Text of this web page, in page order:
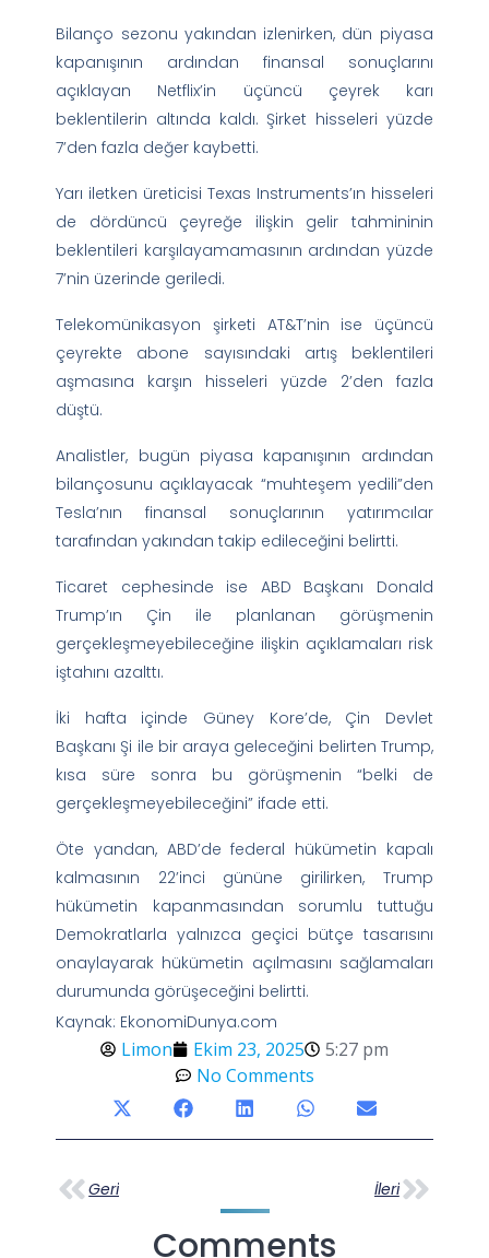
Bilanço sezonu yakından izlenirken, dün piyasa
kapanışının ardından finansal sonuçlarını
açıklayan Netflix’in üçüncü çeyrek karı
beklentilerin altında kaldı. Şirket hisseleri yüzde
7’den fazla değer kaybetti.
Yarı iletken üreticisi Texas Instruments’ın hisseleri
de dördüncü çeyreğe ilişkin gelir tahmininin
beklentileri karşılayamamasının ardından yüzde
7’nin üzerinde geriledi.
Telekomünikasyon şirketi AT&T’nin ise üçüncü
çeyrekte abone sayısındaki artış beklentileri
aşmasına karşın hisseleri yüzde 2’den fazla
düştü.
Analistler, bugün piyasa kapanışının ardından
bilançosunu açıklayacak “muhteşem yedili”den
Tesla’nın finansal sonuçlarının yatırımcılar
tarafından yakından takip edileceğini belirtti.
Ticaret cephesinde ise ABD Başkanı Donald
Trump’ın Çin ile planlanan görüşmenin
gerçekleşmeyebileceğine ilişkin açıklamaları risk
iştahını azalttı.
İki hafta içinde Güney Kore’de, Çin Devlet
Başkanı Şi ile bir araya geleceğini belirten Trump,
kısa süre sonra bu görüşmenin “belki de
gerçekleşmeyebileceğini” ifade etti.
Öte yandan, ABD’de federal hükümetin kapalı
kalmasının 22’inci gününe girilirken, Trump
hükümetin kapanmasından sorumlu tuttuğu
Demokratlarla yalnızca geçici bütçe tasarısını
onaylayarak hükümetin açılmasını sağlamaları
durumunda görüşeceğini belirtti.
Kaynak: EkonomiDunya.com
Limon Ekim 23, 2025
5:27 pm
No Comments
Geri İleri
Comments